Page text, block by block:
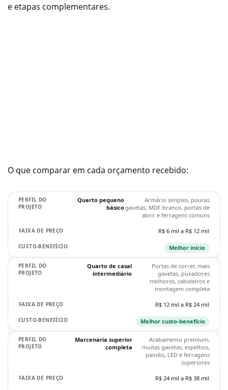
e etapas complementares.
O que comparar em cada orçamento recebido:
Quarto pequeno
básico
Armário simples, poucas
gavetas, MDF branco, portas de
abrir e ferragens comuns
R$ 6 mil a R$ 12 mil
Melhor início
Quarto de casal
intermediário
Portas de correr, mais
gavetas, puxadores
melhores, cabideiros e
montagem completa
R$ 12 mil a R$ 24 mil
Melhor custo-benefício
Marcenaria superior
completa
Acabamento premium,
muitas gavetas, espelhos,
painéis, LED e ferragens
superiores
R$ 24 mil a R$ 38 mil